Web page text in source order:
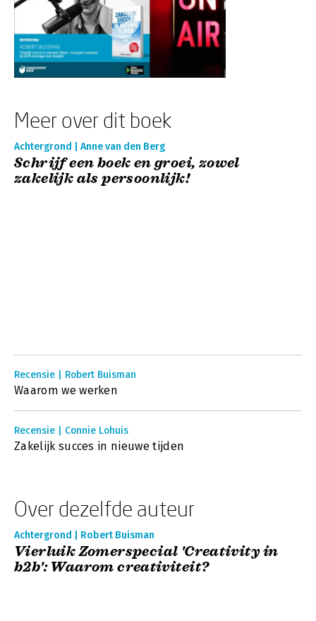
Meer over dit boek
Achtergrond | Anne van den Berg
Schrijf een boek en groei, zowel
zakelijk als persoonlijk!
Recensie | Robert Buisman
Waarom we werken
Recensie | Connie Lohuis
Zakelijk succes in nieuwe tijden
Over dezelfde auteur
Achtergrond | Robert Buisman
Vierluik Zomerspecial 'Creativity in
b2b': Waarom creativiteit?